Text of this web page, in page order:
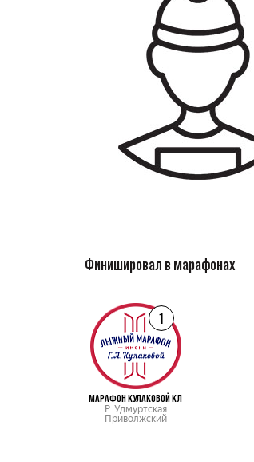
Финишировал в марафонах
1
МАРАФОН КУЛАКОВОЙ КЛ
Р. Удмуртская
Приволжский